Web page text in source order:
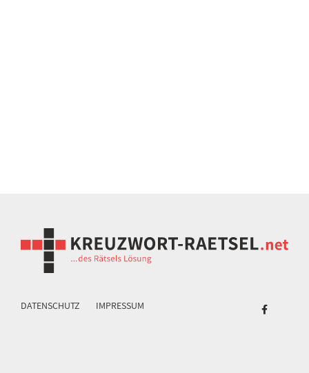
DATENSCHUTZ IMPRESSUM